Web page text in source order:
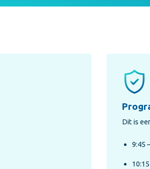
Dit is
9:45